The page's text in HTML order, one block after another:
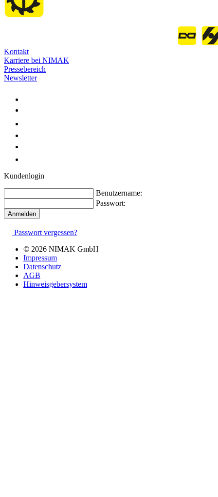
Kontakt
Karriere bei NIMAK
Pressebereich
Newsletter
Kundenlogin
Benutzername:
Passwort:
Passwort vergessen?
© 2026 NIMAK GmbH
Impressum
Datenschutz
AGB
Hinweisgebersystem